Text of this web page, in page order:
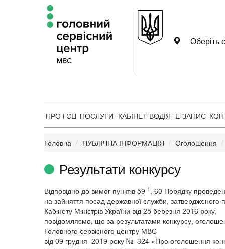
Оберіть
ПРО ГСЦ ПОСЛУГИ КАБІНЕТ ВОДІЯ Е-ЗАПИС
Головна ПУБЛІЧНА ІНФОРМАЦІЯ Оголошення
Результати конкурсу
Відповідно до вимог пунктів 59 1 , 60 Порядку
на зайняття посад державної служби, затвердженого
Кабінету Міністрів України від 25 березня 2016 року,
повідомляємо, що за результатами конкурсу,
Головного сервісного центру МВС
від 09 грудня 2019 року № 324 «Про оголошення